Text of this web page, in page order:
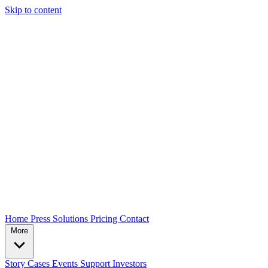
Skip to content
Home Press Solutions Pricing Contact
Story Cases Events Support Investors